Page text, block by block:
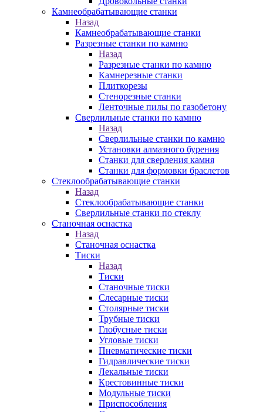
Камнеобрабатывающие станки
Назад
Камнеобрабатывающие станки
Разрезные станки по камню
Назад
Разрезные станки по камню
Камнерезные станки
Плиткорезы
Стенорезные станки
Ленточные пилы по газобетону
Сверлильные станки по камню
Назад
Сверлильные станки по камню
Установки алмазного бурения
Станки для сверления камня
Станки для формовки браслетов
Стеклообрабатывающие станки
Назад
Стеклообрабатывающие станки
Сверлильные станки по стеклу
Станочная оснастка
Назад
Станочная оснастка
Тиски
Назад
Тиски
Станочные тиски
Слесарные тиски
Столярные тиски
Трубные тиски
Глобусные тиски
Угловые тиски
Пневматические тиски
Гидравлические тиски
Лекальные тиски
Крестовинные тиски
Модульные тиски
Приспособления